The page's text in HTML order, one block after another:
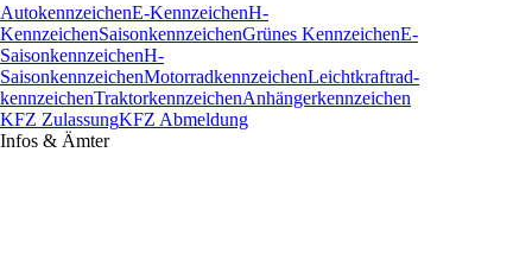
AutokennzeichenE-KennzeichenH-
KennzeichenSaisonkennzeichenGrünes KennzeichenE-
SaisonkennzeichenH-
SaisonkennzeichenMotorradkennzeichenLeichtkraftrad­
kennzeichenTraktorkennzeichenAnhängerkennzeichen
KFZ ZulassungKFZ Abmeldung
Infos & Ämter